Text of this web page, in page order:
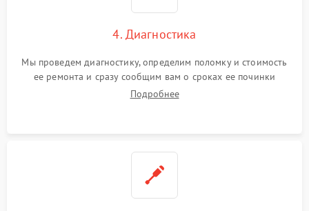
4. Диагностика
Мы проведем диагностику, определим поломку и стоимость
ее ремонта и сразу сообщим вам о сроках ее починки
Подробнее